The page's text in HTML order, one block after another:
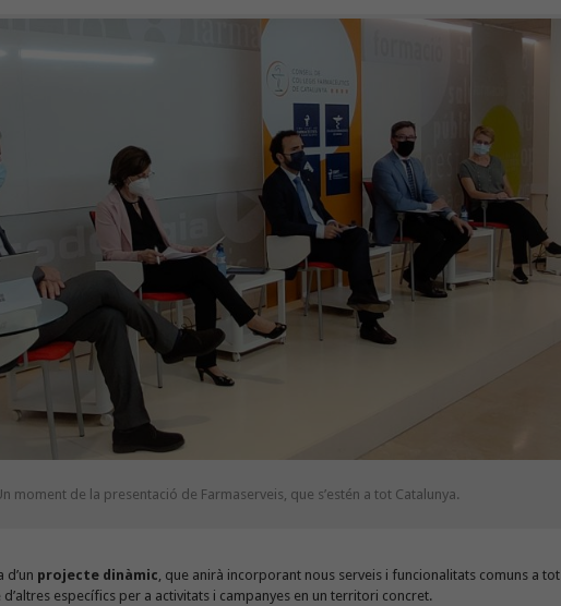
moment de la presentació de Farmaserveis, que s’estén a tot Catalunya.
d’un projecte dinàmic, que anirà incorporant nous serveis i funcionalitats comuns a tot
específics per a activitats i campanyes en un territori concret.